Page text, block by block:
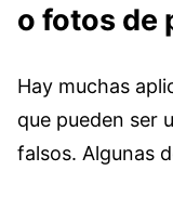
o fotos de
Hay muchas
que pueden ser
falsos. Algunas